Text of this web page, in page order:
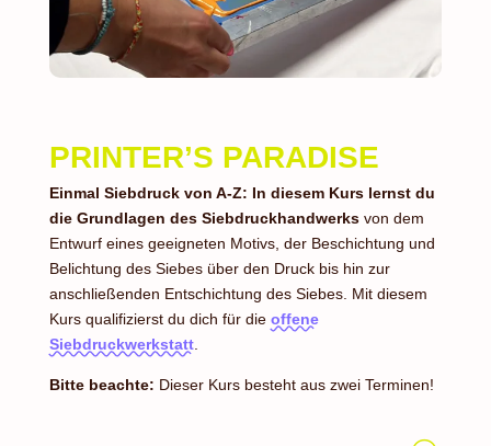
PRINTER’S PARADISE
Einmal Siebdruck von A-Z: In diesem Kurs lernst du
die Grundlagen des Siebdruckhandwerks von dem
Entwurf eines geeigneten Motivs, der Beschichtung und
Belichtung des Siebes über den Druck bis hin zur
anschließenden Entschichtung des Siebes. Mit diesem
Kurs qualifizierst du dich für die offene
Siebdruckwerkstatt.
Bitte beachte: Dieser Kurs besteht aus zwei Terminen!